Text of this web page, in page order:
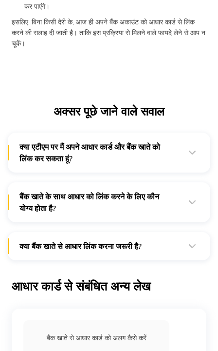
कर पाएंगे।
इसलिए, बिना किसी देरी के, आज ही अपने बैंक अकाउंट को आधार कार्ड से लिंक
करने की सलाह दी जाती है। ताकि इस प्रक्रिया से मिलने वाले फायदे लेने से आप न
चूकें।
अक्सर पूछे जाने वाले सवाल
क्या एटीएम पर मैं अपने आधार कार्ड और बैंक खाते को
लिंक कर सकता हूं?
बैंक खाते के साथ आधार को लिंक करने के लिए कौन
योग्य होता है?
क्या बैंक खाते से आधार लिंक करना जरूरी है?
आधार कार्ड से संबंधित अन्य लेख
बैंक खाते से आधार कार्ड को अलग कैसे करें